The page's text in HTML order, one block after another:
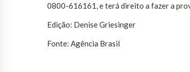
0800-616161, e terá direito a fazer a
Edição: Denise Griesinger
Fonte: Agência Brasil